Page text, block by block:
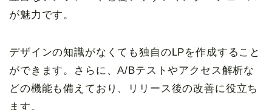
が魅力です。
デザインの知識がなくても独自のLPを作成すること
ができます。さらに、A/Bテストやアクセス解析な
どの機能も備えており、リリース後の改善に役立ち
ます。